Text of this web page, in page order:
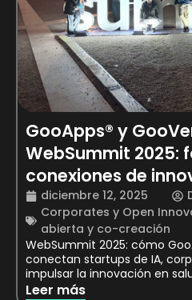
GooApps® y
WebSummit 2025:
conexiones de
diciembre 12, 2025
Corporates y Open
abierta y co-creación
WebSummit 2025: cómo
conectan startups de IA,
impulsar la innovación en
Leer más